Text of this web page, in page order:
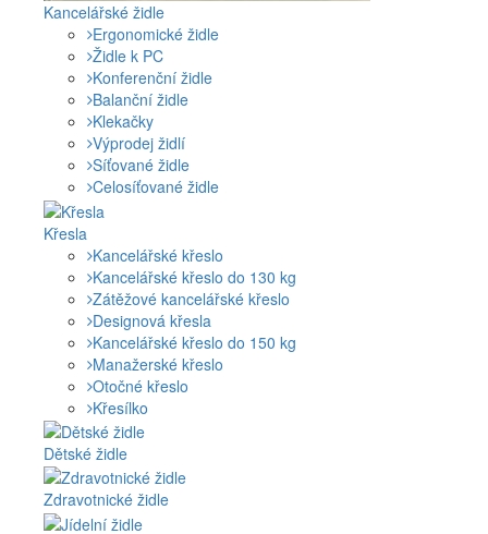
Kancelářské židle
Ergonomické židle
Židle k PC
Konferenční židle
Balanční židle
Klekačky
Výprodej židlí
Síťované židle
Celosíťované židle
Křesla
Kancelářské křeslo
Kancelářské křeslo do 130 kg
Zátěžové kancelářské křeslo
Designová křesla
Kancelářské křeslo do 150 kg
Manažerské křeslo
Otočné křeslo
Křesílko
Dětské židle
Zdravotnické židle